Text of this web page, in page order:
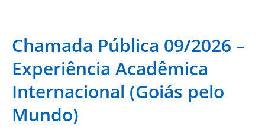
Chamada Pública 09/2026 –
Experiência Acadêmica
Internacional (Goiás pelo
Mundo)